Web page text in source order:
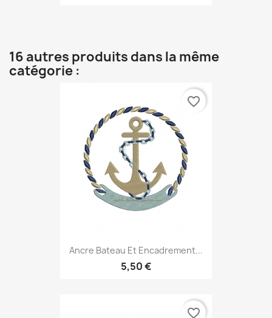
16 autres produits dans la même
catégorie :
Ancre Bateau Et Encadrement...
5,50 €
favorite_border
favorite_border